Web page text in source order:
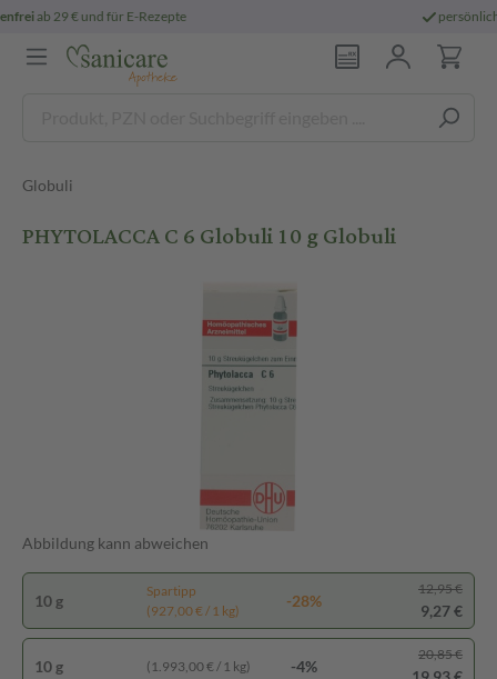
persönliche
Globuli
PHYTOLACCA C 6 Globuli 10 g Globuli
Abbildung kann abweichen
10 g
Spartipp
(927,00 € / 1 kg)
-28%
12,95 €
9,27 €
10 g (1.993,00 € / 1 kg) -4%
20,85 €